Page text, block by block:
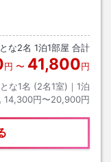
な2名 1泊1部屋 合計
円 〜 41,800円
な1名 (2名1室)｜ 1泊
14,300円〜20,900円